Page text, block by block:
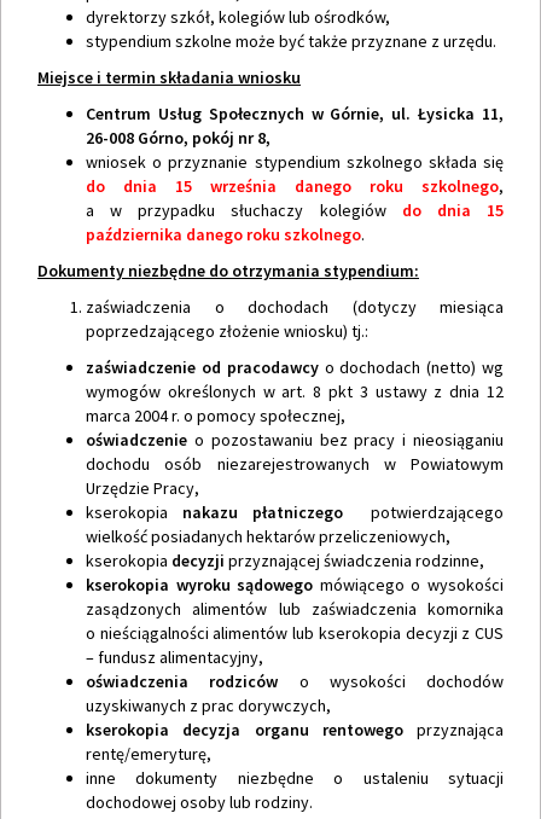
dyrektorzy szkół, kolegiów lub ośrodków,
stypendium szkolne może być także przyznane z urzędu.
Miejsce i termin składania wniosku
Centrum Usług Społecznych w Górnie, ul. Łysicka 11,
26-008 Górno, pokój nr 8,
wniosek o przyznanie stypendium szkolnego składa się
do dnia 15 września danego roku szkolnego,
a w przypadku słuchaczy kolegiów do dnia 15
października danego roku szkolnego.
Dokumenty niezbędne do otrzymania stypendium:
zaświadczenia o dochodach (dotyczy miesiąca
poprzedzającego złożenie wniosku) tj.:
zaświadczenie od pracodawcy o dochodach (netto) wg
wymogów określonych w art. 8 pkt 3 ustawy z dnia 12
marca 2004 r. o pomocy społecznej,
oświadczenie o pozostawaniu bez pracy i nieosiąganiu
dochodu osób niezarejestrowanych w Powiatowym
Urzędzie Pracy,
kserokopia nakazu płatniczegopotwierdzającego
wielkość posiadanych hektarów przeliczeniowych,
kserokopia decyzji przyznającej świadczenia rodzinne,
kserokopia wyroku sądowego mówiącego o wysokości
zasądzonych alimentów lub zaświadczenia komornika
o nieściągalności alimentów lub kserokopia decyzji z CUS
– fundusz alimentacyjny,
oświadczenia rodziców o wysokości dochodów
uzyskiwanych z prac dorywczych,
kserokopia decyzja organu rentowegoprzyznająca
rentę/emeryturę,
inne dokumenty niezbędne o ustaleniu sytuacji
dochodowej osoby lub rodziny.